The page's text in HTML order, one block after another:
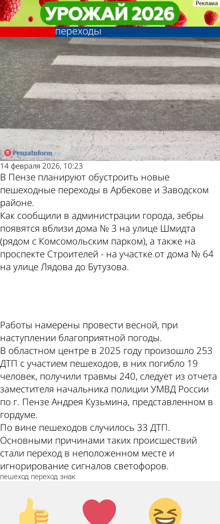
В Арбекове и Заводском районе
сделают новые пешеходные
переходы
Общество
14 февраля 2026, 10:23
В Пензе планируют обустроить новые
пешеходные переходы в Арбекове и Заводском
районе.
Как сообщили в администрации города, зебры
появятся вблизи дома № 3 на улице Шмидта
(рядом с Комсомольским парком), а также на
проспекте Строителей - на участке от дома № 64
на улице Лядова до Бутузова.
Работы намерены провести весной, при
наступлении благоприятной погоды.
В областном центре в 2025 году произошло 253
ДТП с участием пешеходов, в них погибло 19
человек, получили травмы 240, следует из отчета
заместителя начальника полиции УМВД России
по г. Пензе Андрея Кузьмина, представленном в
гордуме.
По вине пешеходов случилось 33 ДТП.
Основными причинами таких происшествий
стали переход в неположенном месте и
игнорирование сигналов светофоров.
пешеход переход знак
Палец
вверх!
Лайк!
Дикий
смех!
В Арбекове и Заводском районе
сделают новые пешеходные
переходы
Общество
Другие новости по
теме
Погода и курсы
валют в Пензе